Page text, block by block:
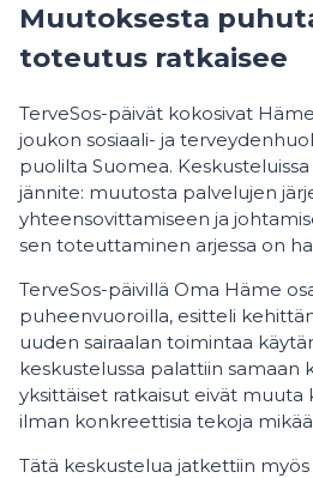
Muutoksesta
toteutus ratkaisee
TerveSos-päivät kokosivat
joukon sosiaali- ja
puolilta Suomea.
jännite: muutosta palvelujen
yhteensovittamiseen ja
sen toteuttaminen arjessa on
TerveSos-päivillä Oma Häme
puheenvuoroilla, esitteli
uuden sairaalan toimintaa
keskustelussa palattiin samaan
yksittäiset ratkaisut eivät
ilman konkreettisia tekoja
Tätä keskustelua jatkettiin